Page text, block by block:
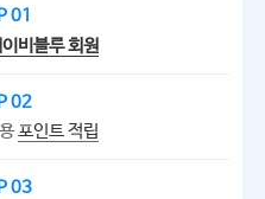
01
이비블루 회원
02
포인트 적립
03